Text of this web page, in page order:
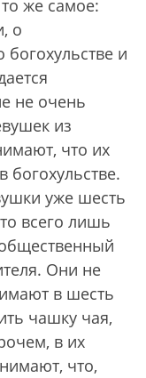
же самое:
о
богохульстве и
не очень
из
что их
богохульстве.
уже шесть
всего лишь
Они не
в шесть
чашку чая,
в их
что,